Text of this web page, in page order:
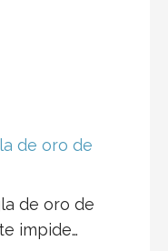
de oro de
de oro de
impide…